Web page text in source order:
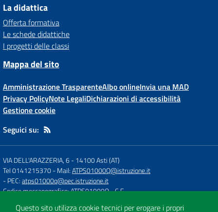
La didattica
Offerta formativa
Le schede didattiche
I progetti delle classi
Mappa del sito
Amministrazione TrasparenteAlbo onlineInvia una MAD
Privacy PolicyNote LegaliDichiarazioni di accessibilità
Gestione cookie
Seguici su:
VIA DELL'ARAZZERIA, 6-14100 Asti (AT)
Tel 0141215370- Mail:ATPS01000Q@istruzione.it
- PEC:atps01000q@pec.istruzione.it
Codice meccanografico: ATPS01000Q- C.F.
Questo sito utilizza cookie tecnici per erogare i propri